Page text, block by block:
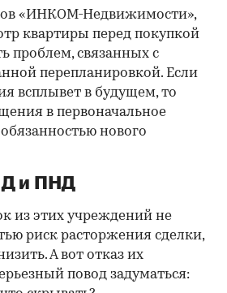
«ИНКОМ-Недвижимости»,
квартиры перед покупкой
проблем, связанных с
перепланировкой. Если
всплывет в будущем, то
в первоначальное
нового
и ПНД
из этих учреждений не
риск расторжения сделки,
А вот отказ их
повод задуматься: